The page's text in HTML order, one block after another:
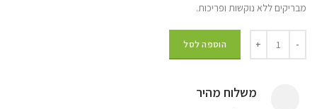
מבריקים ללא נוקשות ופריכות.
הוספה לסל
משלוח מהיר